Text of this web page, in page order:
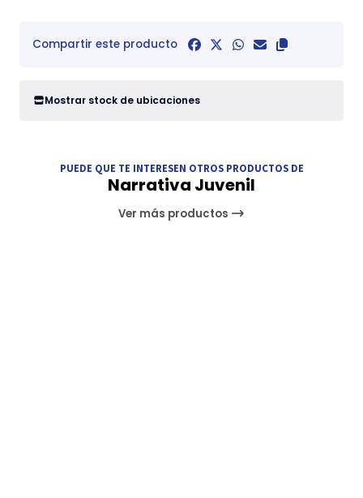
Compartir este producto
Mostrar stock de ubicaciones
PUEDE QUE TE INTERESEN OTROS PRODUCTOS DE
Narrativa Juvenil
Ver más productos